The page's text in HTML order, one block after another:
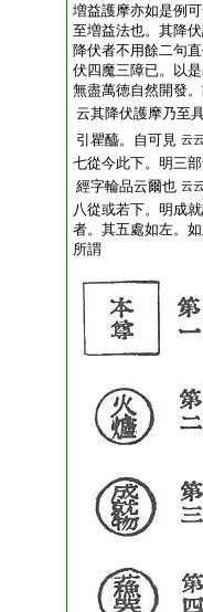
増益護摩亦如是例
至増益法也。其降
降伏者不用餘二句
伏四魔三障已。以
無盡萬徳自然開發
云其降伏護摩乃至
引瞿醯。自可見 云
七從今此下。明三
經字輪品云爾也 云
八從或若下。明成
者。其五處如左。
所謂